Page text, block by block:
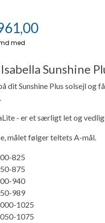
Sunshine
dit Sunshine Plus solsejl og
- er et særligt let og
målet følger teltets A-mål.
825
875
940
989
1025
1075